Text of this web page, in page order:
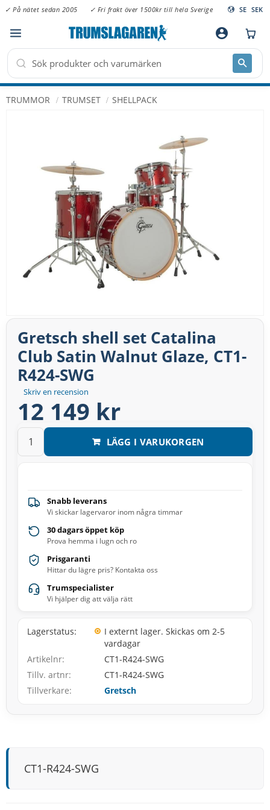
Meny
✓ På nätet sedan 2005 ✓ Fri frakt över 1500kr till hela Sverige SE SEK
account_circle
TRUMMOR TRUMSET SHELLPACK
Skriv en recension
Gretsch shell set Catalina
Club Satin Walnut Glaze, CT1-
R424-SWG
12 149 kr
LÄGG I VARUKORGEN
Snabb leverans
Vi skickar lagervaror inom några timmar
30 dagars öppet köp
Prova hemma i lugn och ro
Prisgaranti
Hittar du lägre pris? Kontakta oss
Trumspecialister
Vi hjälper dig att välja rätt
Lagerstatus
I externt lager. Skickas om 2-5
vardagar
Artikelnr
CT1-R424-SWG
Tillv. artnr
CT1-R424-SWG
Tillverkare
Gretsch
CT1-R424-SWG